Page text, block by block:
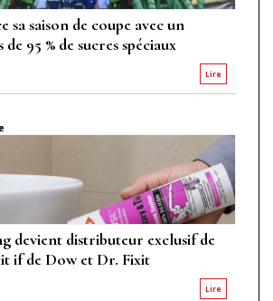
saison de coupe avec un
95 % de sucres spéciaux
Lire
devient distributeur exclusif de
if de Dow et Dr. Fixit
Lire